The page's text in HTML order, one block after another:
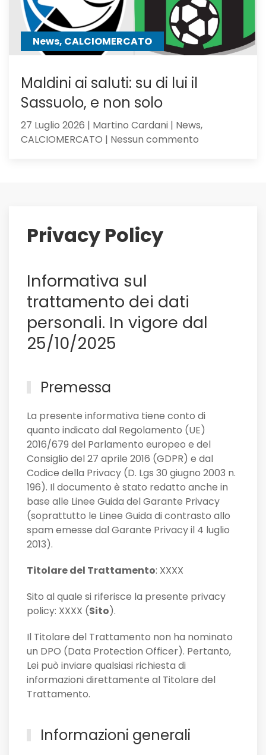
News, CALCIOMERCATO
Maldini ai saluti: su di lui il
Sassuolo, e non solo
27 Luglio 2026 | Martino Cardani | News,
CALCIOMERCATO | Nessun commento
Privacy Policy
Informativa sul
trattamento dei dati
personali. In vigore dal
25/10/2025
Premessa
La presente informativa tiene conto di
quanto indicato dal Regolamento (UE)
2016/679 del Parlamento europeo e del
Consiglio del 27 aprile 2016 (GDPR) e dal
Codice della Privacy (D. Lgs 30 giugno 2003 n.
196). Il documento è stato redatto anche in
base alle Linee Guida del Garante Privacy
(soprattutto le Linee Guida di contrasto allo
spam emesse dal Garante Privacy il 4 luglio
2013).
Titolare del Trattamento: XXXX
Sito al quale si riferisce la presente privacy
policy: XXXX (Sito).
Il Titolare del Trattamento non ha nominato
un DPO (Data Protection Officer). Pertanto,
Lei può inviare qualsiasi richiesta di
informazioni direttamente al Titolare del
Trattamento.
Informazioni generali